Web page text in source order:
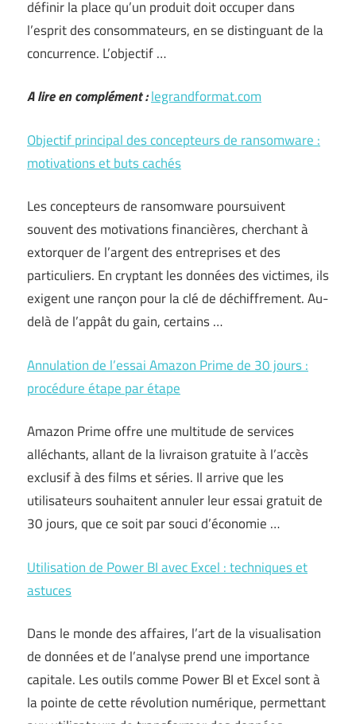
définir la place qu’un produit doit occuper dans
l’esprit des consommateurs, en se distinguant de la
concurrence. L’objectif …
A lire en complément :legrandformat.com
Objectif principal des concepteurs de ransomware :
motivations et buts cachés
Les concepteurs de ransomware poursuivent
souvent des motivations financières, cherchant à
extorquer de l’argent des entreprises et des
particuliers. En cryptant les données des victimes, ils
exigent une rançon pour la clé de déchiffrement. Au-
delà de l’appât du gain, certains …
Annulation de l’essai Amazon Prime de 30 jours :
procédure étape par étape
Amazon Prime offre une multitude de services
alléchants, allant de la livraison gratuite à l’accès
exclusif à des films et séries. Il arrive que les
utilisateurs souhaitent annuler leur essai gratuit de
30 jours, que ce soit par souci d’économie …
Utilisation de Power BI avec Excel : techniques et
astuces
Dans le monde des affaires, l’art de la visualisation
de données et de l’analyse prend une importance
capitale. Les outils comme Power BI et Excel sont à
la pointe de cette révolution numérique, permettant